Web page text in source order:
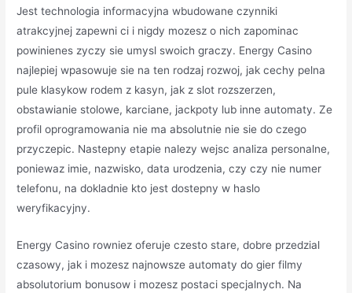
Jest technologia informacyjna wbudowane czynniki
atrakcyjnej zapewni ci i nigdy mozesz o nich zapominac
powinienes zyczy sie umysl swoich graczy. Energy Casino
najlepiej wpasowuje sie na ten rodzaj rozwoj, jak cechy pelna
pule klasykow rodem z kasyn, jak z slot rozszerzen,
obstawianie stolowe, karciane, jackpoty lub inne automaty. Ze
profil oprogramowania nie ma absolutnie nie sie do czego
przyczepic. Nastepny etapie nalezy wejsc analiza personalne,
poniewaz imie, nazwisko, data urodzenia, czy czy nie numer
telefonu, na dokladnie kto jest dostepny w haslo
weryfikacyjny.
Energy Casino rowniez oferuje czesto stare, dobre przedzial
czasowy, jak i mozesz najnowsze automaty do gier filmy
absolutorium bonusow i mozesz postaci specjalnych. Na